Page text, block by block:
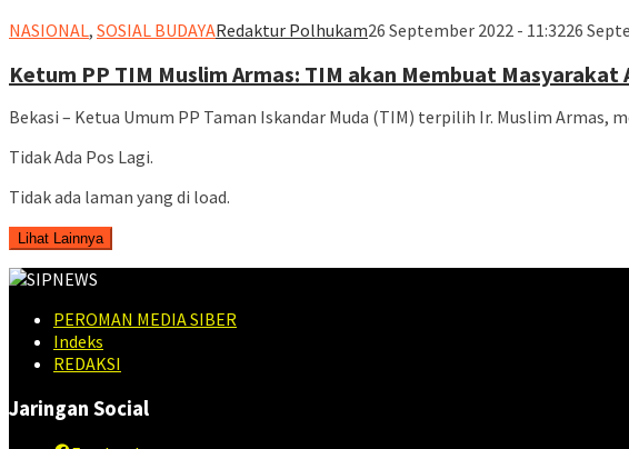
NASIONAL, SOSIAL BUDAYARedaktur Polhukam26 September 2022 - 11:3226
Ketum PP TIM Muslim Armas: TIM akan Membuat Masyarakat
Bekasi – Ketua Umum PP Taman Iskandar Muda (TIM) terpilih Ir. Muslim
Tidak Ada Pos Lagi.
Tidak ada laman yang di load.
Lihat Lainnya
PEROMAN MEDIA SIBER
Indeks
REDAKSI
Jaringan Social